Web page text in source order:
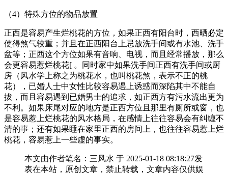
（4）特殊方位的物品放置
正西是容易产生烂桃花的方位，如果正西有阳台时，西晒必定
使得煞气较重；并且在正西阳台上忌放洗手间或有水池、洗手
盆等；正西这个方位如果有音响、电视，而且经常播放，那么
会更容易惹烂桃花[ 。同时家中如果洗手间正西有洗手间或厨
房（风水学上称之为桃花水，也叫桃花煞，表示不正的桃
花），已婚人士中女性比较容易遇上诱惑而深陷其中不能自
拔，而且容易遇到已婚男士的追求，如正西方有污水流出更为
不利。如果床尾对应的地方是正西方位且那里有厕所或窗，也
是容易惹上烂桃花的风水格局，在感情上往往容易会有纠缠不
清的事；还有如果睡在家里正西的房间上，也往往容易惹上烂
桃花，容易惹上一些虚的事实。
本文由作者笔名：三风水 于 2025-01-18 08:18:27发
表在本站，原创文章，禁止转载，文章内容仅供娱